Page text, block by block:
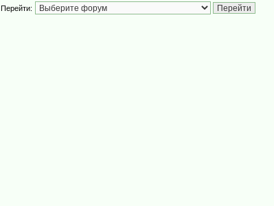
Перейти: